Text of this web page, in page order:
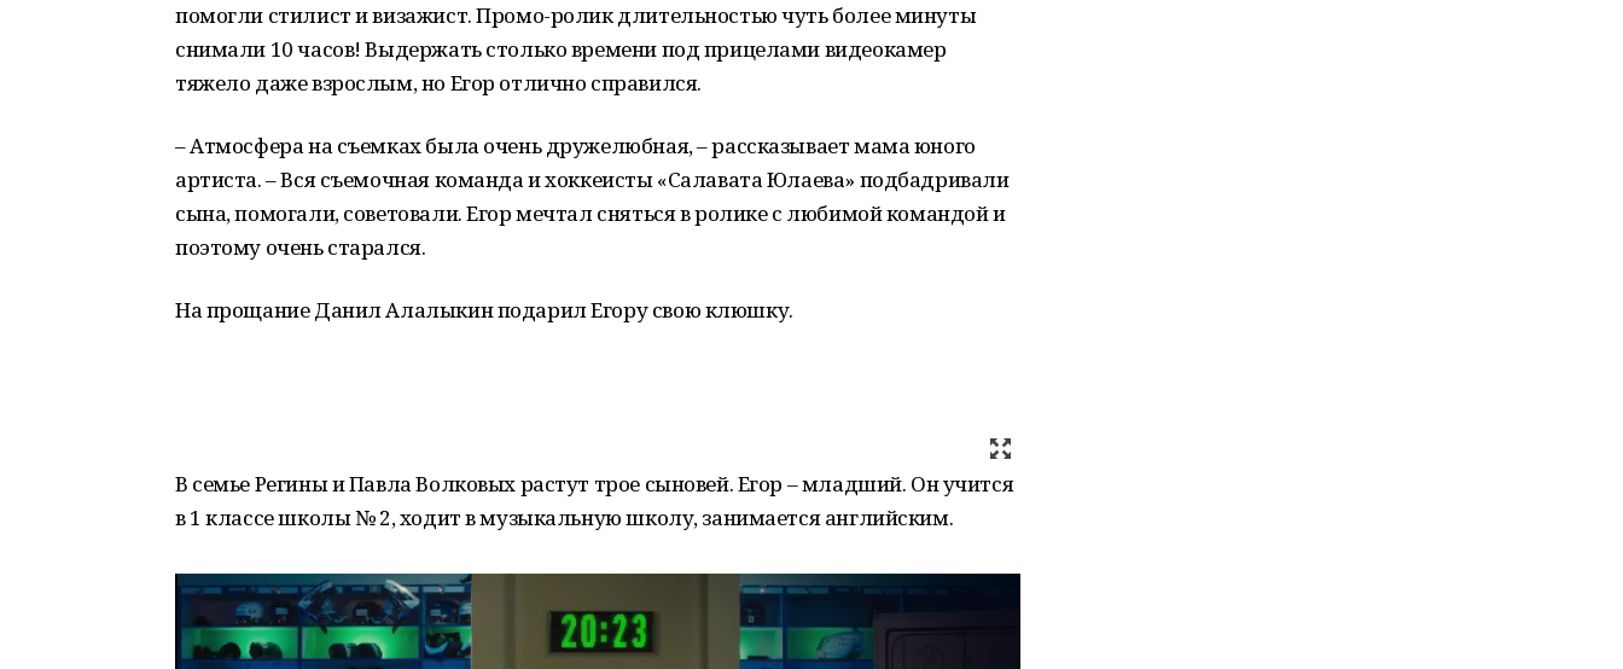
помогли стилист и визажист. Промо-ролик длительностью чуть более минуты
снимали 10 часов! Выдержать столько времени под прицелами видеокамер
тяжело даже взрослым, но Егор отлично справился.
– Атмосфера на съемках была очень дружелюбная, – рассказывает мама юного
артиста. – Вся съемочная команда и хоккеисты «Салавата Юлаева» подбадривали
сына, помогали, советовали. Егор мечтал сняться в ролике с любимой командой и
поэтому очень старался.
На прощание Данил Алалыкин подарил Егору свою клюшку.
В семье Регины и Павла Волковых растут трое сыновей. Егор – младший. Он учится
в 1 классе школы № 2, ходит в музыкальную школу, занимается английским.